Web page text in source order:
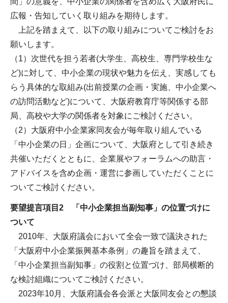
広報・告知していく取り組みを期待します。
上記を踏まえて、以下の取り組みについてご検討をお
願いします。
（1）次世代を担う若者(大学生、高校生、専門学校生な
ど)に対して、中小企業の現状や魅力を伝え、実感しても
らう具体的な取組み(出前授業の企画・実施、中小企業へ
の訪問活動など)について、大阪府教育庁等関係する部
局、高校や大学の関係者を対象にご検討ください。
（2）大阪府中小企業家同友会が毎年取り組んでいる
「中小企業の日」企画について、大阪府として引き続き
共催いただくとともに、企業展やフォーラムへの助言・
アドバイスを含め企画・運営に参画していただくことに
ついてご検討ください。
要望提言項目2 「中小企業担当副知事」の位置づけに
ついて
2010年、大阪府議会において全会一致で議決された
「大阪府中小企業振興基本条例」の趣旨を踏まえて、
「中小企業担当副知事」の役割と位置づけ、部局横断的
な検討組織についてご検討ください。
2023年10月、大阪府議会各会派と大阪同友会との懇談